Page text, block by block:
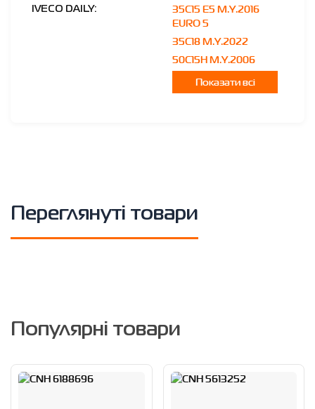
IVECO DAILY:
35C15 E5 M.Y.2016
EURO 5
35C18 M.Y.2022
50C15H M.Y.2006
Показати всі
Переглянуті товари
Популярні товари